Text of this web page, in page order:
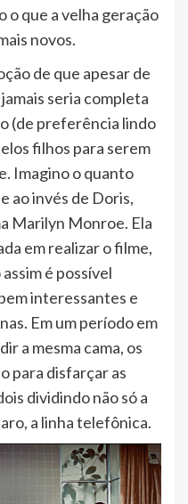
o que a velha geração
novos.
de que apesar de
seria completa
(de preferência lindo
filhos para serem
Imagino o quanto
ao invés de Doris,
Marilyn Monroe. Ela
em realizar o filme,
é possível
interessantes e
Em um período em
a mesma cama, os
para disfarçar as
dividindo não só a
a linha telefônica.